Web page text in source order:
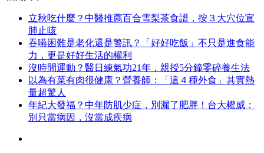
立秋吃什麼？中醫推薦百合雪梨茶食譜，按３大穴位宣
肺止咳
吞嚥困難是老化還是警訊？「好好吃飯」不只是進食能
力，更是好好生活的權利
沒時間運動？醫日練氣功21年，親授5分鐘零碎養生法
以為有菜有肉很健康？營養師：「這４種外食」其實熱
量超驚人
年紀大發福？中年防肌少症，別漏了肥胖！台大權威：
別只當病因，沒當成疾病